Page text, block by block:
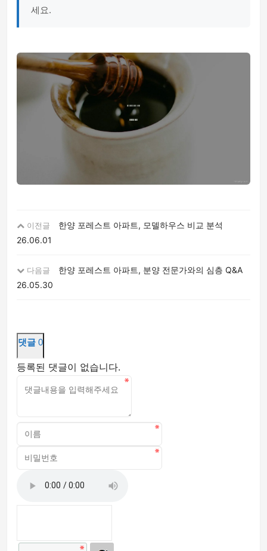
세요.
이전글
한양 포레스트 아파트, 모델하우스 비교 분석
26.06.01
다음글
한양 포레스트 아파트, 분양 전문가와의 심층 Q&A
26.05.30
댓글 0
등록된 댓글이 없습니다.